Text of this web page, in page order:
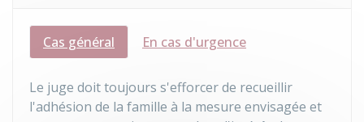
Cas général En cas d'urgence
Le juge doit toujours s'efforcer de recueillir
l'adhésion de la famille à la mesure envisagée et